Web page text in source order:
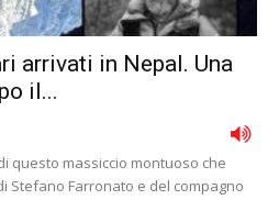
arrivati in Nepal. Una
il...
questo massiccio montuoso che
Stefano Farronato e del compagno